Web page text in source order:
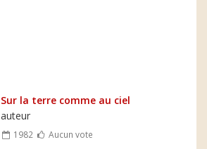
Sur la terre comme au ciel
auteur
1982 Aucun vote